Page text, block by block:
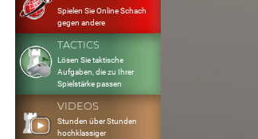
Spielen Sie Online Schach
gegen andere
TACTICS
Lösen Sie taktische
Aufgaben, die zu Ihrer
Spielstärke passen
VIDEOS
Stunden über Stunden
hochklassiger